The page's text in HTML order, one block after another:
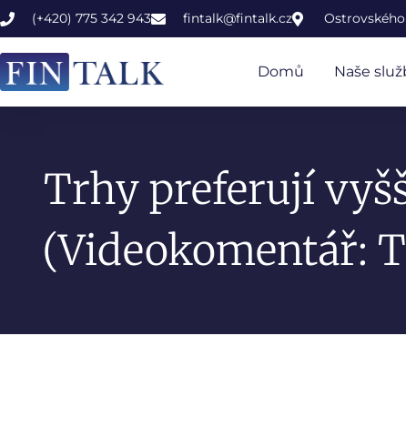
(+420) 775 342 943 fintalk@fintalk.cz
Domů Naše
Trhy preferují
(Videokomentář: